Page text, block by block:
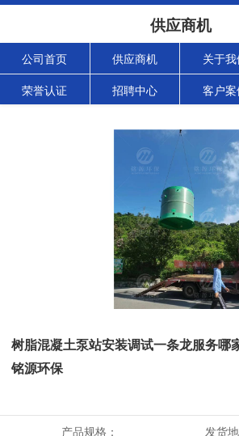
供应商机
公司首页 供应商机 关于我
荣誉认证 招聘中心 客户案
树脂混凝土泵站安装调试一条龙服务哪
铭源环保
产品规格： 发货